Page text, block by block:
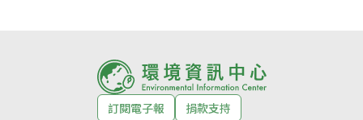
訂閱電子報
捐款支持